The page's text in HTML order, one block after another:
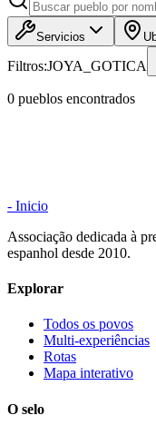
Servicios
Filtros:JOYA_GOTICA
0 pueblos encontrados
- Inicio
Associação dedicada à
espanhol desde 2010.
Explorar
Todos os povos
Multi-experiências
Rotas
Mapa interativo
O selo